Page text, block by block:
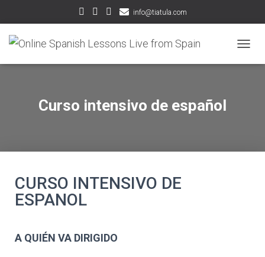
info@tiatula.com
Curso intensivo de español
CURSO INTENSIVO DE
ESPANOL
A QUIÉN VA DIRIGIDO